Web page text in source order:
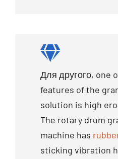
Для другого, one
features of the
solution is high
The rotary drum
machine has
sticking vibration